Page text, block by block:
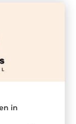
in